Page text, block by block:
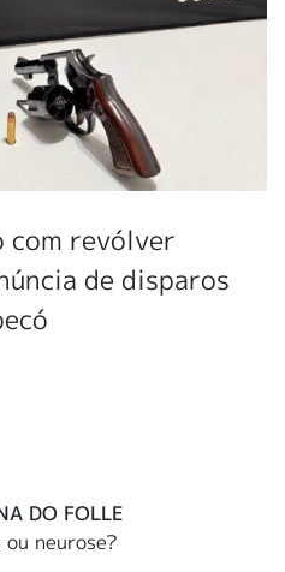
com revólver
de disparos
DO FOLLE
neurose?